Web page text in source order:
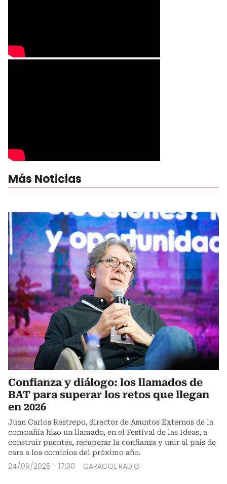
Más Noticias
Confianza y diálogo: los llamados de
BAT para superar los retos que llegan
en 2026
Juan Carlos Restrepo, director de Asuntos Externos de la
compañía hizo un llamado, en el Festival de las Ideas, a
construir puentes, recuperar la confianza y unir al país de
cara a los comicios del próximo año.
24/09/2025 - 17:30 CARACOL RADIO